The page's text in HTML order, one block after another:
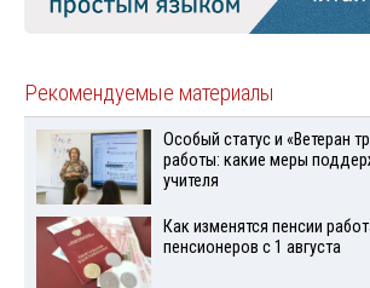
Рекомендуемые материалы
Особый статус и «Ветеран
работы: какие меры
учителя
Как изменятся пенсии
пенсионеров с 1 августа